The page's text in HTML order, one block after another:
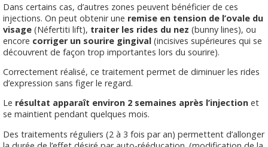
Dans certains cas, d’autres zones peuvent bénéficier de ces
injections. On peut obtenir une remise en tension de l’ovale du
visage (Néfertiti lift), traiter les rides du nez (bunny lines), ou
encore corriger un sourire gingival (incisives supérieures qui se
découvrent de façon trop importantes lors du sourire).
Correctement réalisé, ce traitement permet de diminuer les rides
d’expression sans figer le regard.
Le résultat apparaît environ 2 semaines après l’injection et
se maintient pendant quelques mois.
Des traitements réguliers (2 à 3 fois par an) permettent d’allonger